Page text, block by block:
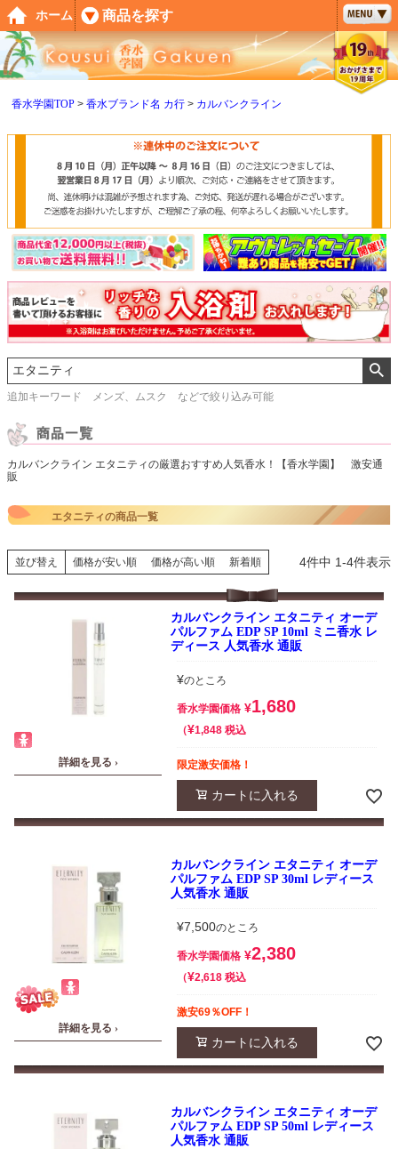
香水学園TOP 香水ブランド名 カ行 カルバンクライン
追加キーワード メンズ、ムスク などで絞り込み可能
カルバンクライン エタニティの厳選おすすめ人気香水！【香水学園】 激安通
販
エタニティの商品一覧
並び替え 価格が安い順 価格が高い順 新着順 4件中 1-4件表示
詳細を見る ›
カルバンクライン エタニティ オーデ
パルファム EDP SP 10ml ミニ香水 レ
ディース 人気香水 通販
¥のところ
香水学園価格 ¥1,680
¥1,848 税込
限定激安価格！
カートに入れる
詳細を見る ›
カルバンクライン エタニティ オーデ
パルファム EDP SP 30ml レディース
人気香水 通販
¥7,500のところ
香水学園価格 ¥2,380
¥2,618 税込
激安69％OFF！
カートに入れる
カルバンクライン エタニティ オーデ
パルファム EDP SP 50ml レディース
人気香水 通販
ペー
ジト
ップ
へ
ホーム 商品を探す